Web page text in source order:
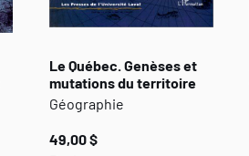
Le Québec. Genèses et
mutations du territoire
Géographie
49,00 $